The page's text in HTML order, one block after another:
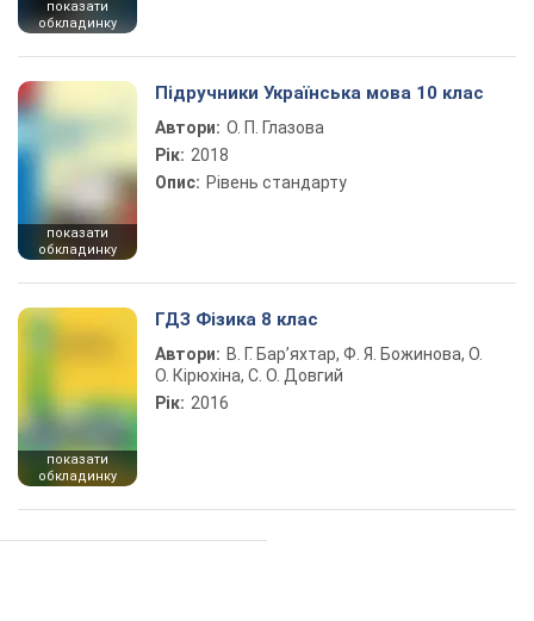
показати
обкладинку
показати
обкладинку
Підручники Українська мова 10 клас
Автори: О. П. Глазова
Рік: 2018
Опис: Рівень стандарту
показати
обкладинку
ГДЗ Фізика 8 клас
Автори: В. Г. Бар’яхтар, Ф. Я. Божинова, О.
О. Кірюхіна, С. О. Довгий
Рік: 2016